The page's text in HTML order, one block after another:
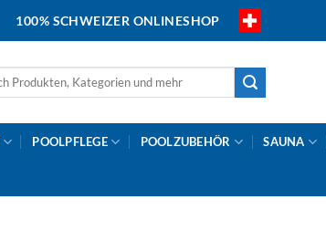
100% SCHWEIZER ONLINESHOP
POOLPFLEGE POOLZUBEHÖR SAUNA